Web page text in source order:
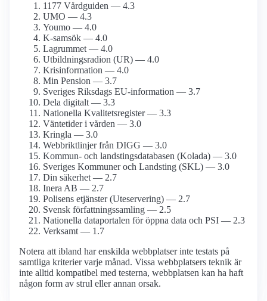
1177 Vårdguiden — 4.3
UMO — 4.3
Youmo — 4.0
K-samsök — 4.0
Lagrummet — 4.0
Utbildningsradion (UR) — 4.0
Krisinformation — 4.0
Min Pension — 3.7
Sveriges Riksdags EU-information — 3.7
Dela digitalt — 3.3
Nationella Kvalitetsregister — 3.3
Väntetider i vården — 3.0
Kringla — 3.0
Webbriktlinjer från DIGG — 3.0
Kommun- och landstings­databasen (Kolada) — 3.0
Sveriges Kommuner och Landsting (SKL) — 3.0
Din säkerhet — 2.7
Inera AB — 2.7
Polisens etjänster (Uteservering) — 2.7
Svensk författnings­samling — 2.5
Nationella dataportalen för öppna data och PSI — 2.3
Verksamt — 1.7
Notera att ibland har enskilda webbplatser inte testats på
samtliga kriterier varje månad. Vissa webbplatsers teknik är
inte alltid kompatibel med testerna, webbplatsen kan ha haft
någon form av strul eller annan orsak.